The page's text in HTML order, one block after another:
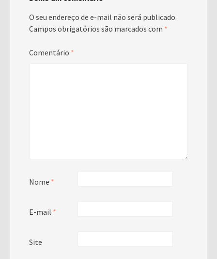
O seu endereço de e-mail não será publicado.
Campos obrigatórios são marcados com *
Comentário *
Nome *
E-mail *
Site